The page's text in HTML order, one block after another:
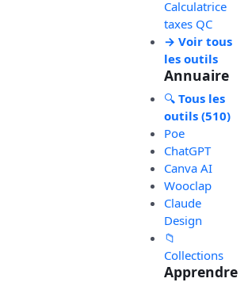
Calculatrice
taxes QC
→ Voir tous
les outils
Annuaire
🔍 Tous les
outils (510)
Poe
ChatGPT
Canva AI
Wooclap
Claude
Design
📁
Collections
Apprendre